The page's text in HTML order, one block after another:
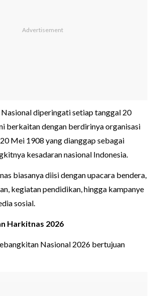
diperingati setiap tanggal 20
berkaitan dengan berdirinya organisasi
Mei 1908 yang dianggap sebagai
kesadaran nasional Indonesia.
biasanya diisi dengan upacara bendera,
kegiatan pendidikan, hingga kampanye
sosial.
Harkitnas 2026
Nasional 2026 bertujuan